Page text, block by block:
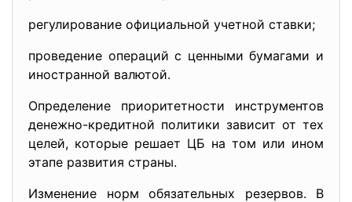
регулирование официальной учетной ставки;
проведение операций с ценными бумагами и
иностранной валютой.
Определение приоритетности инструментов
денежно-кредитной политики зависит от тех
целей, которые решает ЦБ на том или ином
этапе развития страны.
Изменение норм обязательных резервов. В